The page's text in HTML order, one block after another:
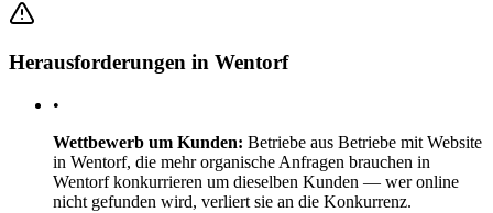
Herausforderungen in Wentorf
•
Wettbewerb um Kunden: Betriebe aus Betriebe mit Website
in Wentorf, die mehr organische Anfragen brauchen in
Wentorf konkurrieren um dieselben Kunden — wer online
nicht gefunden wird, verliert sie an die Konkurrenz.